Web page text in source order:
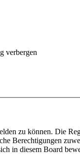
verbergen
zu können. Die
Berechtigungen
in diesem Board